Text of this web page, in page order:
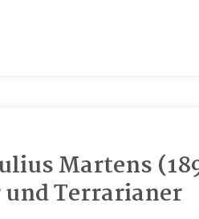
Martens
Terrarianer